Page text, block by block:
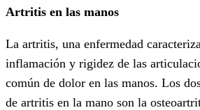
Artritis en las manos
La artritis, una enfermedad
inflamación y rigidez de las
común de dolor en las manos. Los
de artritis en la mano son la